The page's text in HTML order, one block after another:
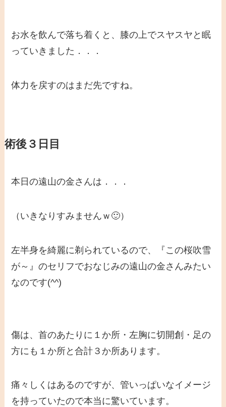
お水を飲んで落ち着くと、膝の上でスヤスヤと眠
っていきました．．．
体力を戻すのはまだ先ですね。
術後３日目
本日の遠山の金さんは．．．
（いきなりすみませんｗ🙂）
左半身を綺麗に剃られているので、『この桜吹雪
が～』のセリフでおなじみの遠山の金さんみたい
なのです(^^)
傷は、首のあたりに１か所・左胸に切開創・足の
方にも１か所と合計３か所あります。
痛々しくはあるのですが、管いっぱいなイメージ
を持っていたので本当に驚いています。